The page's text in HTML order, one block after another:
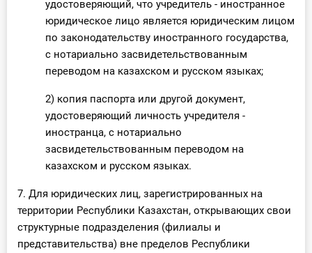
удостоверяющий, что учредитель - иностранное
юридическое лицо является юридическим лицом
по законодательству иностранного государства,
с нотариально засвидетельствованным
переводом на казахском и русском языках;
2) копия паспорта или другой документ,
удостоверяющий личность учредителя -
иностранца, с нотариально
засвидетельствованным переводом на
казахском и русском языках.
7. Для юридических лиц, зарегистрированных на
территории Республики Казахстан, открывающих свои
структурные подразделения (филиалы и
представительства) вне пределов Республики